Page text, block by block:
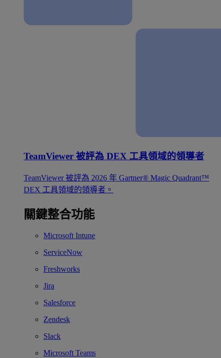
TeamViewer 被評為 DEX 工具領域的領導者
TeamViewer 被評為 2026 年 Gartner® Magic Quadrant™
DEX 工具領域的領導者。
關鍵整合功能
Microsoft Intune
ServiceNow
Freshworks
Jira
Salesforce
Zendesk
Slack
Microsoft Teams